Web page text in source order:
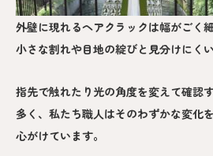
外壁に現れるヘアクラックは幅がごく
小さな割れや目地の綻びと見分けにく
指先で触れたり光の角度を変えて確認
多く、私たち職人はそのわずかな変化
心がけています。